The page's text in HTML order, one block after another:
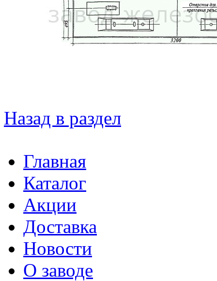
Назад в раздел
Главная
Каталог
Акции
Доставка
Новости
О заводе